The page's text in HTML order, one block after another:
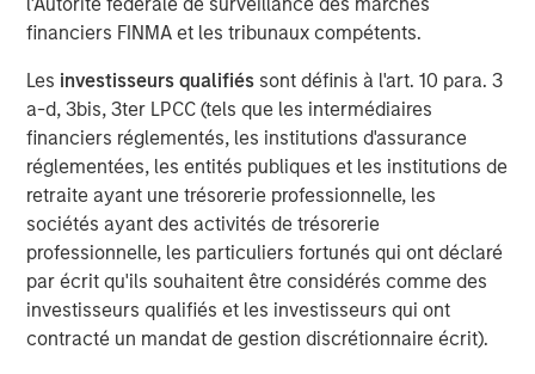
financiers FINMA et les tribunaux compétents.
Les investisseurs qualifiés sont définis à l'art. 10 para. 3
a-d, 3bis, 3ter LPCC (tels que les intermédiaires
financiers réglementés, les institutions d'assurance
réglementées, les entités publiques et les institutions de
retraite ayant une trésorerie professionnelle, les
sociétés ayant des activités de trésorerie
professionnelle, les particuliers fortunés qui ont déclaré
par écrit qu'ils souhaitent être considérés comme des
investisseurs qualifiés et les investisseurs qui ont
contracté un mandat de gestion discrétionnaire écrit).
NEW YORK, NY — August 28, 2017
provider, announced today that it has entered into a
definitive agreement to acquire the Cloud and Business
Services customers, operations and infrastructure of
privately-held Birch Communications, which represents
the majority of Birch's current revenues. The transaction
is expected to close by the end of 2017, subject to
customary approvals and closing conditions.
The combination is expected to create one of the largest
cloud services providers in North America, with more